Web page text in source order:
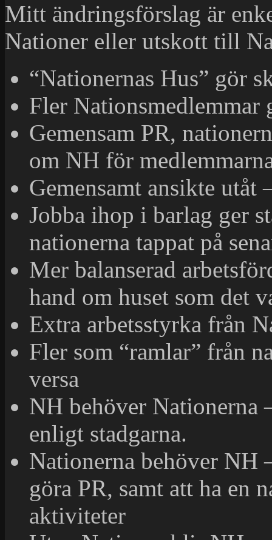
Mitt ändringsförslag är
Nationer eller utskott till
“Nationernas Hus” gör
Fler Nationsmedlemmar
Gemensam PR,
om NH för
Gemensamt ansikte utåt
Jobba ihop i barlag ger
nationerna tappat på
Mer balanserad
hand om huset som det
Extra arbetsstyrka från
Fler som “ramlar” från
versa
NH behöver Nationerna
enligt stadgarna.
Nationerna behöver NH
göra PR, samt att ha en
aktiviteter